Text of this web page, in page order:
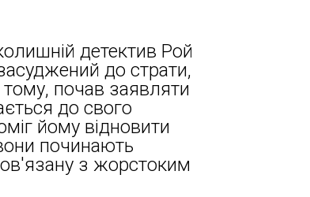
детектив Рой
до страти,
почав заявляти
до свого
йому відновити
починають
з жорстоким